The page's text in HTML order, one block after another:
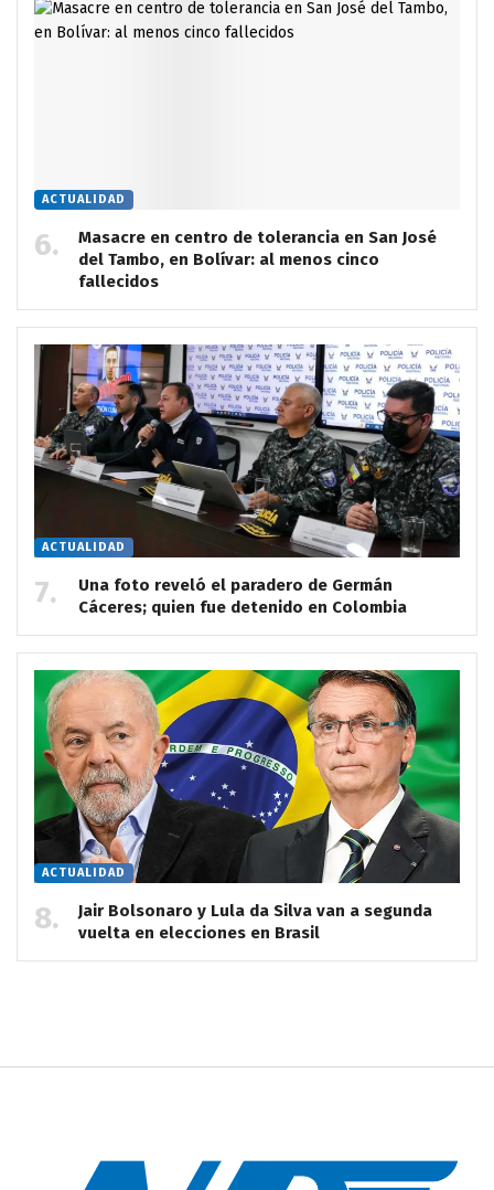
ACTUALIDAD
Masacre en centro de tolerancia en San José
del Tambo, en Bolívar: al menos cinco
fallecidos
ACTUALIDAD
Una foto reveló el paradero de Germán
Cáceres; quien fue detenido en Colombia
ACTUALIDAD
Jair Bolsonaro y Lula da Silva van a segunda
vuelta en elecciones en Brasil